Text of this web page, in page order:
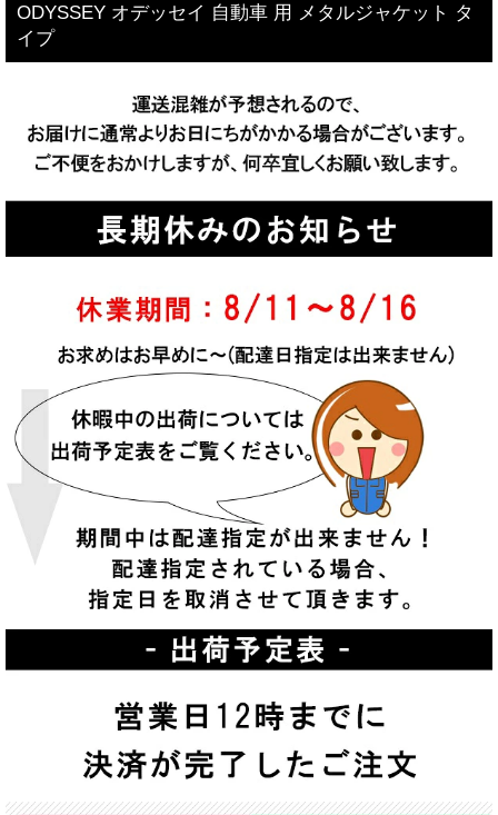
ODYSSEY オデッセイ 自動車 用 メタルジャケット タ
イプ